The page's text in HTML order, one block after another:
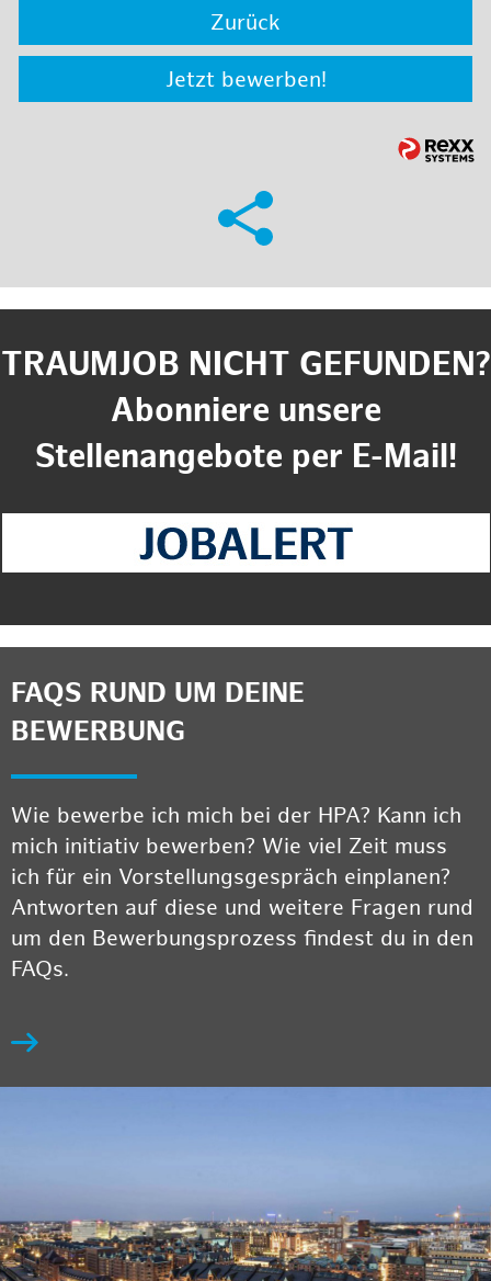
Zurück
Jetzt bewerben!
TRAUMJOB NICHT GEFUNDEN?
Abonniere unsere
Stellenangebote per E-Mail!
FAQS RUND UM DEINE
BEWERBUNG
Wie bewerbe ich mich bei der HPA? Kann ich
mich initiativ bewerben? Wie viel Zeit muss
ich für ein Vorstellungsgespräch einplanen?
Antworten auf diese und weitere Fragen rund
um den Bewerbungsprozess findest du in den
FAQs.